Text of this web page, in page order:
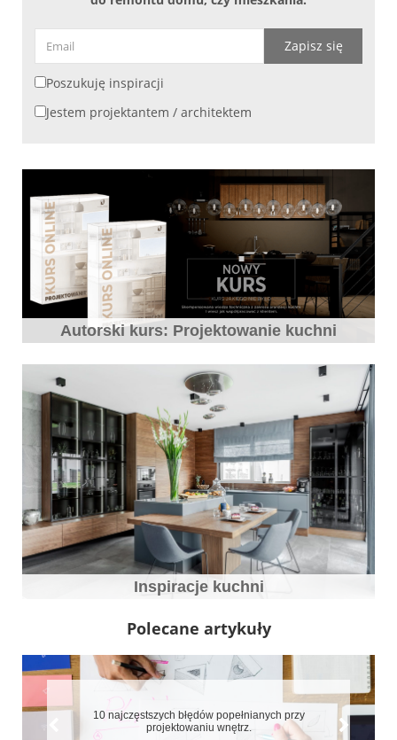
Zapisz się
Poszukuję inspiracji
Jestem projektantem / architektem
Autorski kurs: Projektowanie kuchni
Inspiracje kuchni
Polecane artykuły
10 najczęstszych błędów popełnianych przy
projektowaniu wnętrz.